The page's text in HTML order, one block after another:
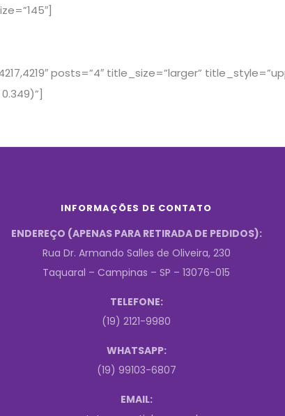
posts=”4″ title_size=”larger”
INFORMAÇÕES DE CONTATO
ENDEREÇO (APENAS PARA RETIRADA DE PEDIDOS):
Rua Dr. Armando Salles de Oliveira, 230
Taquaral – Campinas – SP – 13076-015
TELEFONE:
(19) 2121-9980
WHATSAPP:
(19) 99103-6807
EMAIL: